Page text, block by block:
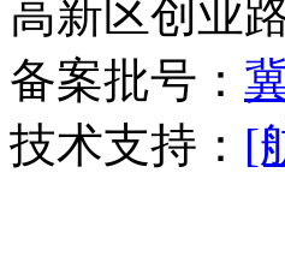
高新区创业
备案批号：
技术支持： [